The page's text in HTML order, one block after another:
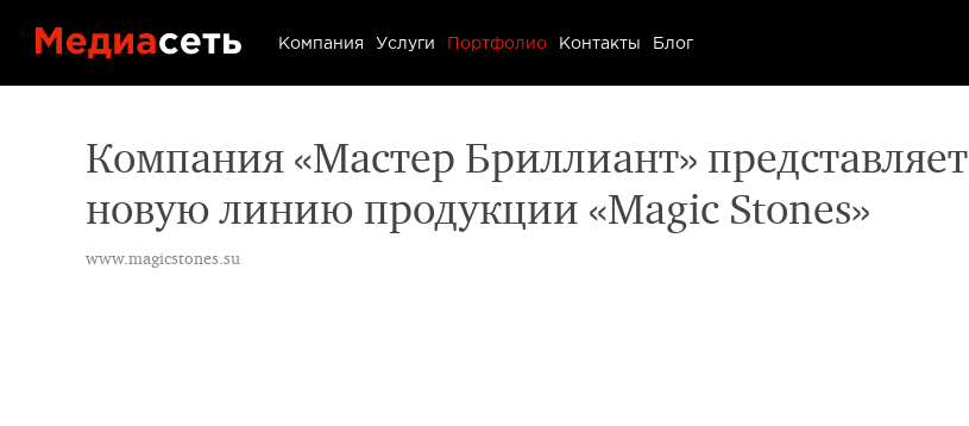
Контакты
Блог
Компания Услуги Портфолио Контакты Блог
Компания «Мастер Бриллиант» представляет
новую линию продукции «Magic Stones»
www.magicstones.su